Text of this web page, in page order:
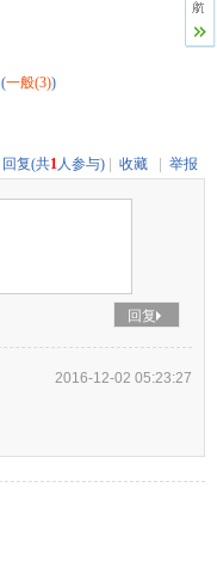
(一般(3))
回复(共1人参与) 收藏 举报
回复
2016-12-02 05:23:27